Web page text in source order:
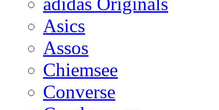
Asics
Assos
Chiemsee
Converse